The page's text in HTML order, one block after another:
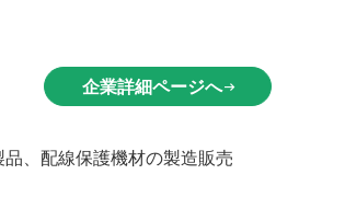
企業詳細ページへarrow_right_alt
、配線保護機材の製造販売